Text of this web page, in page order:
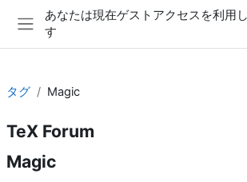
メインコンテンツへスキップする
サイドパネル
あなたは現在ゲストアクセスを利用
す
タグ Magic
TeX Forum
Magic